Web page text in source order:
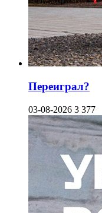
Переиграл?
03-08-2026 3 377